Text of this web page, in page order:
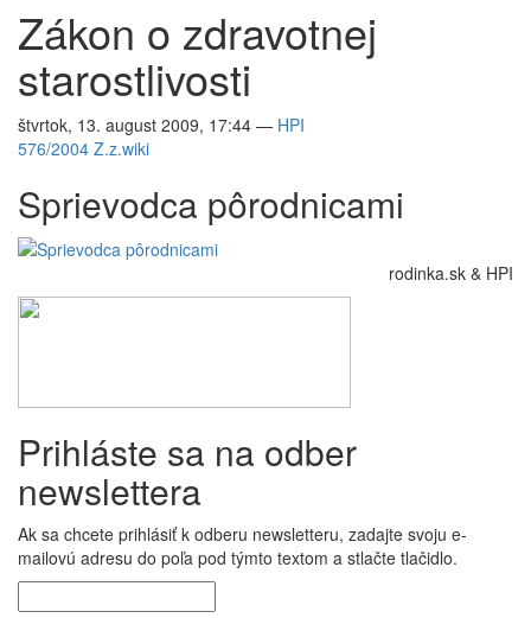
Zákon o zdravotnej
starostlivosti
štvrtok, 13. august 2009, 17:44 — HPI
576/2004 Z.z.wiki
Sprievodca pôrodnicami
rodinka.sk & HPI
Prihláste sa na odber
newslettera
Ak sa chcete prihlásiť k odberu newsletteru, zadajte svoju e-
mailovú adresu do poľa pod týmto textom a stlačte tlačidlo.